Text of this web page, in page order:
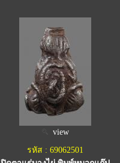
view
รหัส : 69062501